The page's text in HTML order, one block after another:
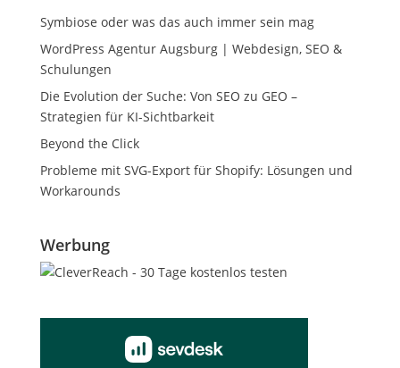
Symbiose oder was das auch immer sein mag
WordPress Agentur Augsburg | Webdesign, SEO &
Schulungen
Die Evolution der Suche: Von SEO zu GEO –
Strategien für KI-Sichtbarkeit
Beyond the Click
Probleme mit SVG-Export für Shopify: Lösungen und
Workarounds
Werbung